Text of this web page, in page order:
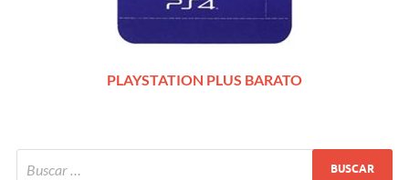
PLAYSTATION PLUS BARATO